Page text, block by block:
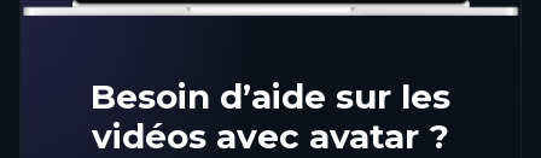
Besoin d’aide sur les
vidéos avec avatar ?